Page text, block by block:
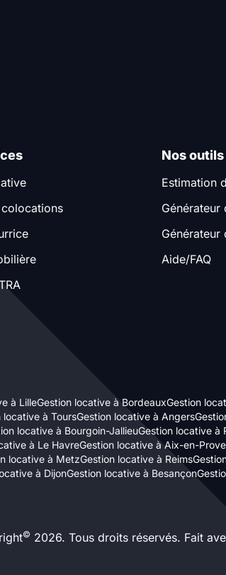
Nos outils
Estimation
Générateur
Aide/FAQ
à LilleGestion locative à BordeauxGestion
locative à ToursGestion locative à Angers
locative à Bourgoin-JallieuGestion locative à
à Le HavreGestion locative à Aix-en-
locative à MetzGestion locative à Reims
à DijonGestion locative à Besançon
© 2026. Tous droits réservés. Fait